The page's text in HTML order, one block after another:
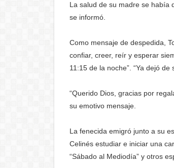
La salud de su madre se había
se informó.
Como mensaje de despedida,
confiar, creer, reír y esperar
11:15 de la noche”. “Ya dejó
“Querido Dios, gracias por
su emotivo mensaje.
La fenecida emigró junto a su
Celinés estudiar e iniciar una
“Sábado al Mediodía” y otros